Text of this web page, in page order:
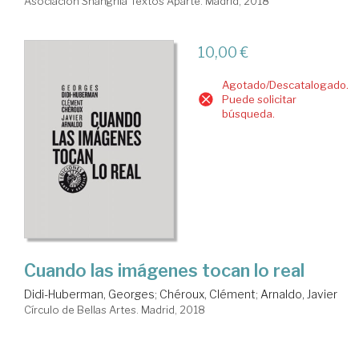
10,00 €
Agotado/Descatalogado.
Puede solicitar
búsqueda.
Cuando las imágenes tocan lo real
Didi-Huberman, Georges; Chéroux, Clément; Arnaldo, Javier
Círculo de Bellas Artes. Madrid, 2018